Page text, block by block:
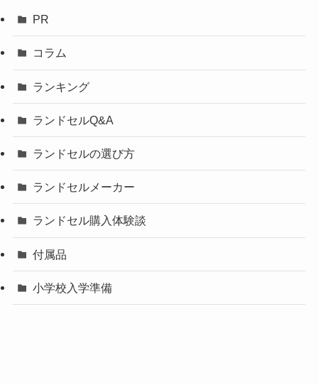
PR
コラム
ランキング
ランドセルQ&A
ランドセルの選び方
ランドセルメーカー
ランドセル購入体験談
付属品
小学校入学準備